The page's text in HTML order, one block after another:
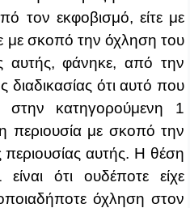
τον εκφοβισμό, είτε με
με σκοπό την όχληση του
αυτής, φάνηκε, από την
διαδικασίας ότι αυτό που
στην κατηγορούμενη 1
περιουσία με σκοπό την
αυτής. Η θέση
ότι ουδέποτε είχε
όχληση στον